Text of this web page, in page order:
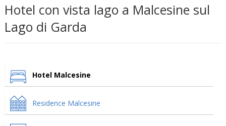
Hotel con vista lago a Malcesine sul
Lago di Garda
Hotel Malcesine
Residence Malcesine